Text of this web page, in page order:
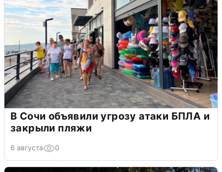
В Сочи объявили угрозу атаки БПЛА и
закрыли пляжи
6 августа 0